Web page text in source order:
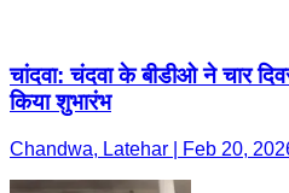
चांदवा: चंदवा के बीडीओ ने चार
किया शुभारंभ
Chandwa, Latehar | Feb 20,